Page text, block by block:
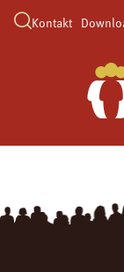
Kontakt